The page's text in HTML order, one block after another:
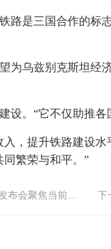
路是三国合作的
乌兹别克斯坦经
设。“它不仅助推
，提升铁路建设
繁荣与和平。”
会聚焦当前... 下